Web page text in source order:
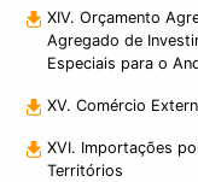
XIV. Orçamento
Agregado de
Especiais para o
XV. Comércio
XVI. Importações
Territórios